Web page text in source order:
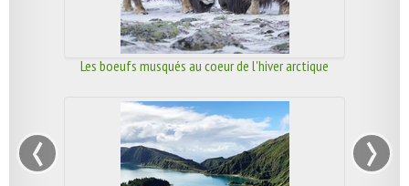
Les boeufs musqués au coeur de l'hiver arctique
‹ ›